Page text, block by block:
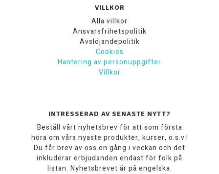
VILLKOR
Alla villkor
Ansvarsfrihetspolitik
Avslöjandepolitik
Cookies
Hantering av personuppgifter
Villkor
INTRESSERAD AV SENASTE NYTT?
Beställ vårt nyhetsbrev för att som första
höra om våra nyaste produkter, kurser, o.s.v.!
Du får brev av oss en gång i veckan och det
inkluderar erbjudanden endast för folk på
listan. Nyhetsbrevet är på engelska.